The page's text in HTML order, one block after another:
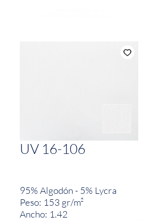
UV 16-106
95% Algodón - 5% Lycra
Peso: 153 gr/m²
Ancho: 1.42